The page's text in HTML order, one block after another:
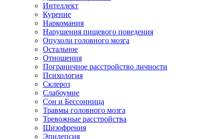
Интеллект
Курение
Наркомания
Нарушения пищевого поведения
Опухоли головного мозга
Остальное
Отношения
Пограничное расстройство личности
Психология
Склероз
Слабоумие
Сон и Бессонница
Травмы головного мозга
Тревожные расстройства
Шизофрения
Эпилепсия